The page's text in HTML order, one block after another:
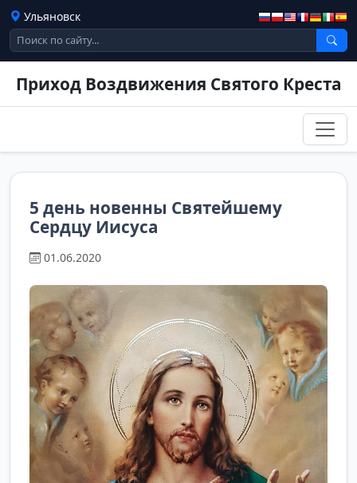
Ульяновск
Приход Воздвижения Святого Креста
5 день новенны Святейшему
Сердцу Иисуса
01.06.2020